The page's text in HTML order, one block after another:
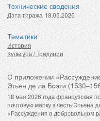
Технические сведения
Дата тиража 18.05.2026
Тематики
История
Культура / Традиции
О приложении
Этьен де ла Боэти
18 мая 2026 года французская
почтовую марку в честь Этьена
«Рассуждения о добровольном